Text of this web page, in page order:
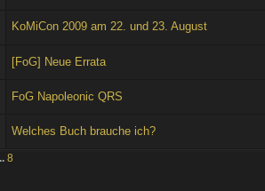
KoMiCon 2009 am 22. und 23. August
[FoG] Neue Errata
FoG Napoleonic QRS
Welches Buch brauche ich?
8